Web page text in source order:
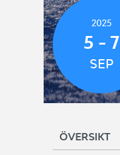
2025
5 - 7
SEP
ÖVERSIKT